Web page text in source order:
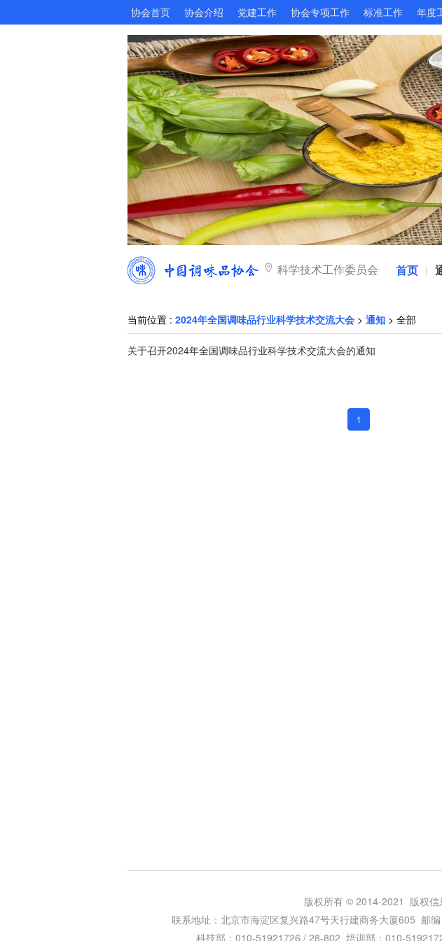
协会首页 协会介绍 党建工作 协会专项工作 标准工作 年度
科学技术工作委员会 首页 |
当前位置 : 2024年全国调味品行业科学技术交流大会 > 通知 > 全部
关于召开2024年全国调味品行业科学技术交流大会的通知
1
版权所有 © 2014-2021 版权信
联系地址：北京市海淀区复兴路47号天行建商务大厦605
科技部：010-51921726 / 28-802 培训部：010-